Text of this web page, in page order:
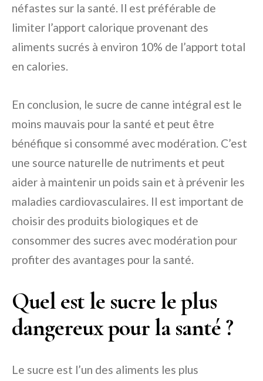
néfastes sur la santé. Il est préférable de
limiter l’apport calorique provenant des
aliments sucrés à environ 10% de l’apport total
en calories.
En conclusion, le sucre de canne intégral est le
moins mauvais pour la santé et peut être
bénéfique si consommé avec modération. C’est
une source naturelle de nutriments et peut
aider à maintenir un poids sain et à prévenir les
maladies cardiovasculaires. Il est important de
choisir des produits biologiques et de
consommer des sucres avec modération pour
profiter des avantages pour la santé.
Quel est le sucre le plus
dangereux pour la santé ?
Le sucre est l’un des aliments les plus